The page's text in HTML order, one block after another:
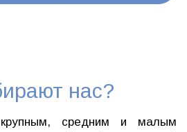
нас?
средним и малым